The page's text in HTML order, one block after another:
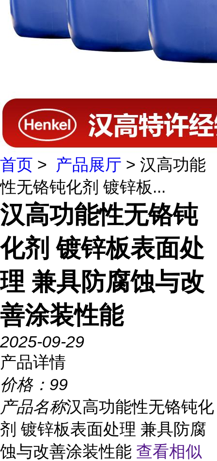
首页 > 产品展厅 > 汉高功能
性无铬钝化剂 镀锌板...
汉高功能性无铬钝
化剂 镀锌板表面处
理 兼具防腐蚀与改
善涂装性能
2025-09-29
产品详情
价格： 99
产品名称汉高功能性无铬钝化
剂 镀锌板表面处理 兼具防腐
蚀与改善涂装性能 查看相似